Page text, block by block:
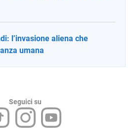
l’invasione aliena che
umana
Seguici su